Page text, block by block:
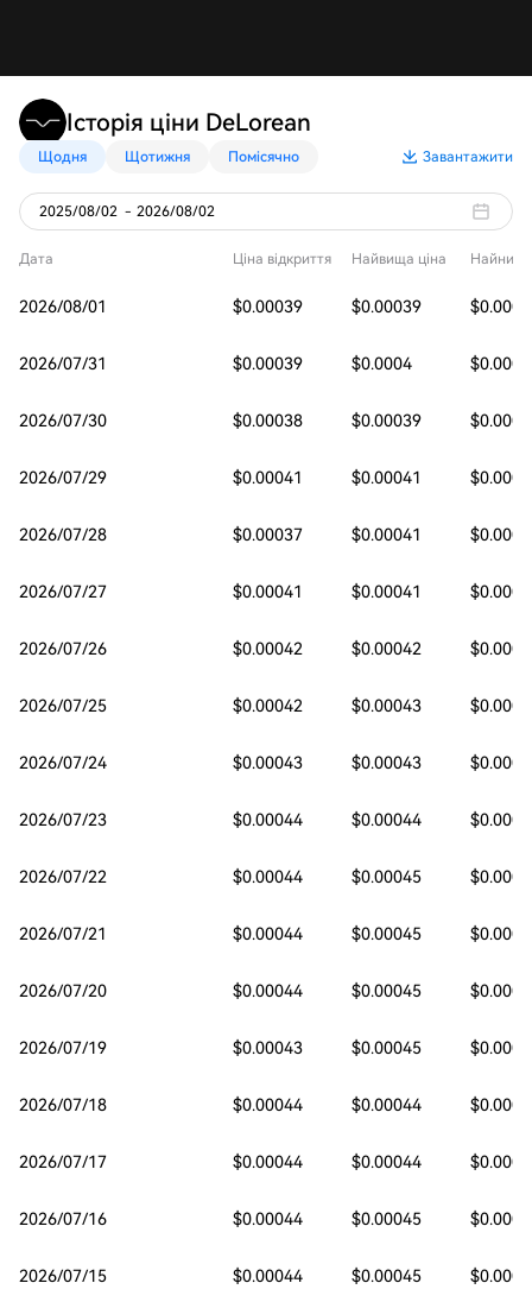
Історія ціни DeLorean
Щодня Щотижня Помісячно Завантажити
2025/08/02 - 2026/08/02
Дата Ціна відкриття Найвища ціна
2026/08/01 $0.00039 $0.00039
2026/07/31 $0.00039 $0.0004
2026/07/30 $0.00038 $0.00039
2026/07/29 $0.00041 $0.00041
2026/07/28 $0.00037 $0.00041
2026/07/27 $0.00041 $0.00041
2026/07/26 $0.00042 $0.00042 $0.0004
2026/07/25 $0.00042 $0.00043
2026/07/24 $0.00043 $0.00043
2026/07/23 $0.00044 $0.00044
2026/07/22 $0.00044 $0.00045
2026/07/21 $0.00044 $0.00045
2026/07/20 $0.00044 $0.00045
2026/07/19 $0.00043 $0.00045
2026/07/18 $0.00044 $0.00044
2026/07/17 $0.00044 $0.00044
2026/07/16 $0.00044 $0.00045
2026/07/15 $0.00044 $0.00045